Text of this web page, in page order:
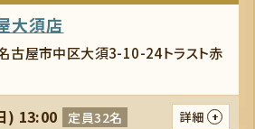
大須店
古屋市中区大須3-10-24トラスト赤
) 13:00 定員32名 詳細